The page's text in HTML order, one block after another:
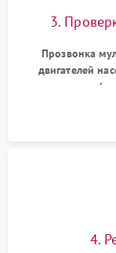
3.
Прозвонка
двигателей
прессостата
концевика
4.